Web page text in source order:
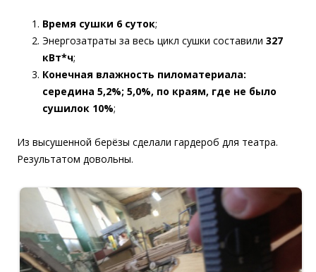
Время сушки 6 суток;
Энергозатраты за весь цикл сушки составили 327
кВт*ч;
Конечная влажность пиломатериала:
середина 5,2%; 5,0%, по краям, где не было
сушилок 10%;
Из высушенной берёзы сделали гардероб для театра.
Результатом довольны.